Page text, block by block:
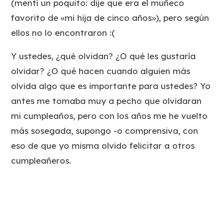
(mentí un poquito: dije que era el muñeco
favorito de «mi hija de cinco años»), pero según
ellos no lo encontraron :(
Y ustedes, ¿qué olvidan? ¿O qué les gustaría
olvidar? ¿O qué hacen cuando alguien más
olvida algo que es importante para ustedes? Yo
antes me tomaba muy a pecho que olvidaran
mi cumpleaños, pero con los años me he vuelto
más sosegada, supongo -o comprensiva, con
eso de que yo misma olvido felicitar a otros
cumpleañeros.